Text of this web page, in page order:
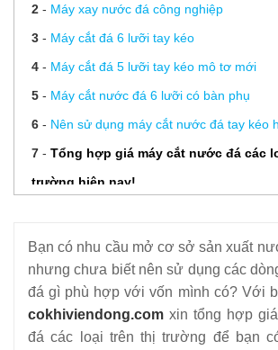
2- Máy xay nước đá công nghiệp
3- Máy cắt đá 6 lưỡi tay kéo
4- Máy cắt đá 5 lưỡi tay kéo mô tơ mới
5- Máy cắt nước đá 6 lưỡi có bàn phụ
6- Nên sử dụng máy cắt nước đá tay kéo
7- Tổng hợp giá máy cắt nước đá các
trường hiện nay!
9
Máy xay nước đá công nghiệp nguyên
Bạn có nhu cầu mở cơ sở sản xuất
nhưng chưa biết nên sử dụng các
đá gì phù hợp với vốn mình có? Với
cokhiviendong.com xin tổng hợp
đá các loại trên thị trường để bạn